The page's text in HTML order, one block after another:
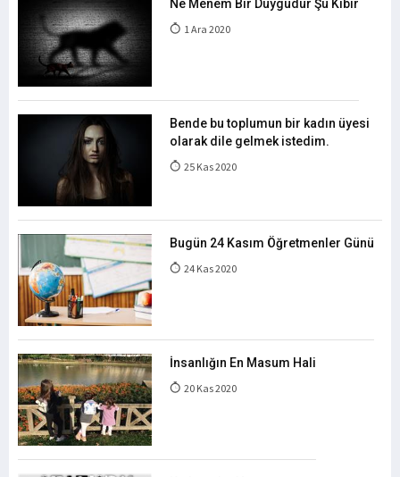
Ne Menem Bir Duygudur Şu Kibir
1 Ara 2020
Bende bu toplumun bir kadın üyesi
olarak dile gelmek istedim.
25 Kas 2020
Bugün 24 Kasım Öğretmenler Günü
24 Kas 2020
İnsanlığın En Masum Hali
20 Kas 2020